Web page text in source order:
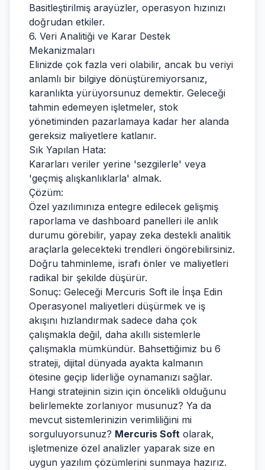
Basitleştirilmiş arayüzler, operasyon hızınızı
doğrudan etkiler.
6. Veri Analitiği ve Karar Destek
Mekanizmaları
Elinizde çok fazla veri olabilir, ancak bu veriyi
anlamlı bir bilgiye dönüştüremiyorsanız,
karanlıkta yürüyorsunuz demektir. Geleceği
tahmin edemeyen işletmeler, stok
yönetiminden pazarlamaya kadar her alanda
gereksiz maliyetlere katlanır.
Sık Yapılan Hata:
Kararları veriler yerine 'sezgilerle' veya
'geçmiş alışkanlıklarla' almak.
Çözüm:
Özel yazılımınıza entegre edilecek gelişmiş
raporlama ve dashboard panelleri ile anlık
durumu görebilir, yapay zeka destekli analitik
araçlarla gelecekteki trendleri öngörebilirsiniz.
Doğru tahminleme, israfı önler ve maliyetleri
radikal bir şekilde düşürür.
Sonuç: Geleceği Mercuris Soft ile İnşa Edin
Operasyonel maliyetleri düşürmek ve iş
akışını hızlandırmak sadece daha çok
çalışmakla değil, daha akıllı sistemlerle
çalışmakla mümkündür. Bahsettiğimiz bu 6
strateji, dijital dünyada ayakta kalmanın
ötesine geçip liderliğe oynamanızı sağlar.
Hangi stratejinin sizin için öncelikli olduğunu
belirlemekte zorlanıyor musunuz? Ya da
mevcut sistemlerinizin verimliliğini mi
sorguluyorsunuz? Mercuris Soft olarak,
işletmenize özel analizler yaparak size en
uygun yazılım çözümlerini sunmaya hazırız.